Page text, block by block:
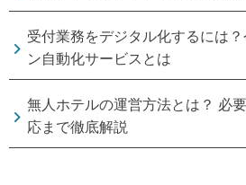
受付業務をデジタル化するには
ン自動化サービスとは
無人ホテルの運営方法とは？ 必
応まで徹底解説